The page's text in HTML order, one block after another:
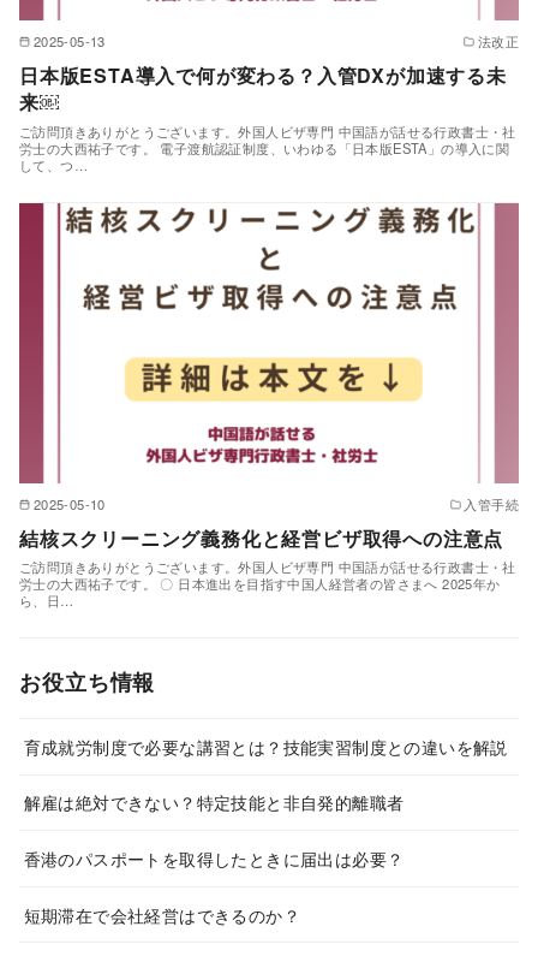
2025-05-13 法改正
日本版ESTA導入で何が変わる？入管DXが加速する未
来￼
ご訪問頂きありがとうございます。外国人ビザ専門 中国語が話せる行政書士・社
労士の大西祐子です。 電子渡航認証制度、いわゆる「日本版ESTA」の導入に関
して、つ…
2025-05-10 入管手続
結核スクリーニング義務化と経営ビザ取得への注意点
ご訪問頂きありがとうございます。外国人ビザ専門 中国語が話せる行政書士・社
労士の大西祐子です。 〇 日本進出を目指す中国人経営者の皆さまへ 2025年か
ら、日…
お役立ち情報
育成就労制度で必要な講習とは？技能実習制度との違いを解説
解雇は絶対できない？特定技能と非自発的離職者
香港のパスポートを取得したときに届出は必要？
短期滞在で会社経営はできるのか？